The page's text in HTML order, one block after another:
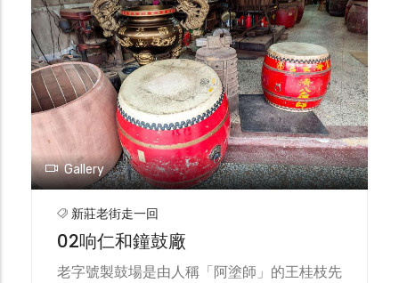
則跨大範圍遶行，沿途民眾擺攤祭拜，綿延數
公里，熱鬧滾滾。晚上也會以流水席宴請親朋
好友。但由於時代的變遷與都市化，傳統文化
也逐漸式微，目前廟方以幫人解厄消災為主，
也有糾紛時來請求董大爺仲裁，斬雞頭發誓
等。 廟宇牌樓左右的狛犬及兩旁的石燈，從
耆老得知，是從日治時期的神社搬遷至此，雖
然神社已不復存在，但卻巧妙地由廟方保存了
下來，此外，廟中尚有超過百年的神轎，金碧
輝煌的外觀也代表信眾對於神明的虔敬。來到
Gallery
新莊老街走一回
02响仁和鐘鼓廠
老字號製鼓場是由人稱「阿塗師」的王桂枝先